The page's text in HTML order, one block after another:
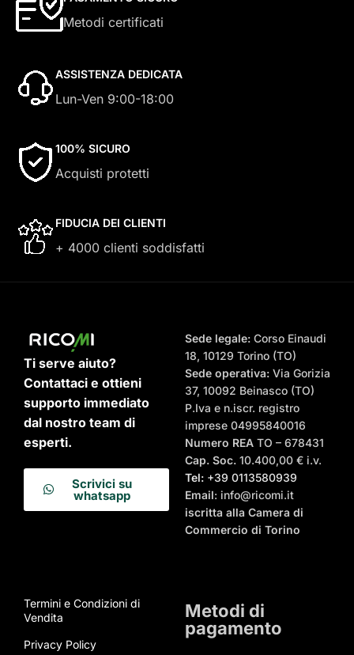
Metodi certificati
ASSISTENZA DEDICATA
Lun-Ven 9:00-18:00
100% SICURO
Acquisti protetti
FIDUCIA DEI CLIENTI
+ 4000 clienti soddisfatti
Ti serve aiuto?
Contattaci e ottieni
supporto immediato
dal nostro team di
esperti.
Scrivici su
whatsapp
Sede legale:Corso Einaudi
18, 10129 Torino (TO)
Sede operativa:Via Gorizia
37, 10092 Beinasco (TO)
P.Iva e n.iscr. registro
imprese 04995840016
Numero REA TO – 678431
Cap. Soc.10.400,00 € i.v.
Tel:+39 0113580939
Email: info@ricomi.it
iscritta alla Camera di
Commercio di Torino
Termini e Condizioni di
Vendita
Privacy Policy
Metodi di
pagamento